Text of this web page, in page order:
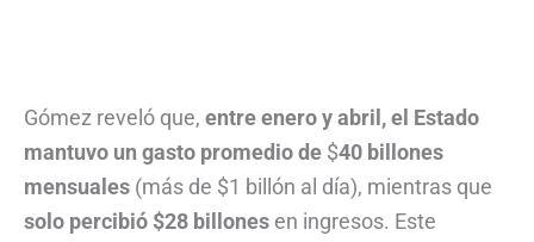
Gómez reveló que, entre enero y abril, el Estado
mantuvo un gasto promedio de $40 billones
mensuales (más de $1 billón al día), mientras que
solo percibió $28 billones en ingresos. Este